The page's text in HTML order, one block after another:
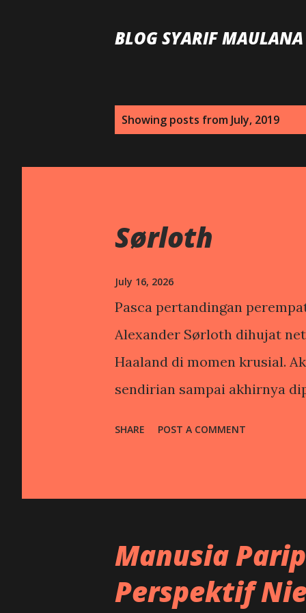
BLOG SYARIF MAULANA
s
Showing posts from July, 2019
Sørloth
July 16, 2026
Pasca pertandingan
Alexander Sørloth dihujat
Haaland di momen krusial.
sendirian sampai akhirnya
Bellingham kembali
jadi kambing hitamnya. Saya
Inggris disingkirkan
David Batty gagal mencetak
SHARE POST A COMMENT
Manusia
Perspektif